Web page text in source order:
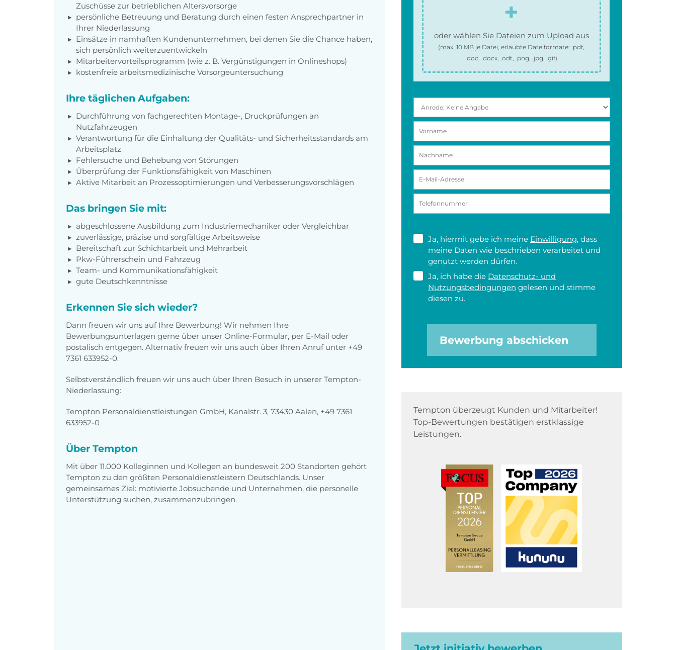
Zuschüsse zur betrieblichen Altersvorsorge
persönliche Betreuung und Beratung durch einen festen Ansprechpartner in
Ihrer Niederlassung
Einsätze in namhaften Kundenunternehmen, bei denen Sie die Chance haben,
sich persönlich weiterzuentwickeln
Mitarbeitervorteilsprogramm (wie z. B. Vergünstigungen in Onlineshops)
kostenfreie arbeitsmedizinische Vorsorgeuntersuchung
Ihre täglichen Aufgaben:
Durchführung von fachgerechten Montage-, Druckprüfungen an
Nutzfahrzeugen
Verantwortung für die Einhaltung der Qualitäts- und Sicherheitsstandards am
Arbeitsplatz
Fehlersuche und Behebung von Störungen
Überprüfung der Funktionsfähigkeit von Maschinen
Aktive Mitarbeit an Prozessoptimierungen und Verbesserungsvorschlägen
Das bringen Sie mit:
abgeschlossene Ausbildung zum Industriemechaniker oder Vergleichbar
zuverlässige, präzise und sorgfältige Arbeitsweise
Bereitschaft zur Schichtarbeit und Mehrarbeit
Pkw-Führerschein und Fahrzeug
Team- und Kommunikationsfähigkeit
gute Deutschkenntnisse
Erkennen Sie sich wieder?
Dann freuen wir uns auf Ihre Bewerbung! Wir nehmen Ihre
Bewerbungsunterlagen gerne über unser Online-Formular, per E-Mail oder
postalisch entgegen. Alternativ freuen wir uns auch über Ihren Anruf unter +49
7361 633952-0.
Selbstverständlich freuen wir uns auch über Ihren Besuch in unserer Tempton-
Niederlassung:
Tempton Personaldienstleistungen GmbH, Kanalstr. 3, 73430 Aalen, +49 7361
633952-0
Über Tempton
Mit über 11.000 Kolleginnen und Kollegen an bundesweit 200 Standorten gehört
Tempton zu den größten Personaldienstleistern Deutschlands. Unser
gemeinsames Ziel: motivierte Jobsuchende und Unternehmen, die personelle
Unterstützung suchen, zusammenzubringen.
oder wählen Sie Dateien zum Upload aus
(max.10 MB je Datei, erlaubte Dateiformate:.pdf,
.doc, .docx, .odt, .png, .jpg, .gif)
Ja, hiermit gebe ich meine Einwilligung, dass
meine Daten wie beschrieben verarbeitet und
genutzt werden dürfen.
Ja, ich habe die Datenschutz- und
Nutzungsbedingungen gelesen und stimme
diesen zu.
Bewerbung abschicken
Tempton überzeugt Kunden und Mitarbeiter!
Top-Bewertungen bestätigen erstklassige
Leistungen.